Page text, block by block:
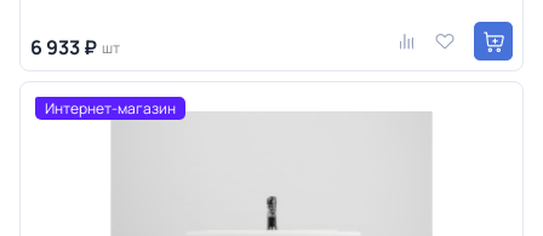
6 933 ₽ шт
Интернет-магазин